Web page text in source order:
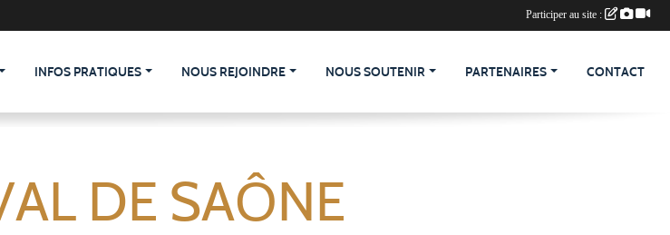
INFOS PRATIQUES NOUS REJOINDRE NOUS SOUTENIR PARTENAIRES CONTACT
DE SAÔNE
Participer au site :